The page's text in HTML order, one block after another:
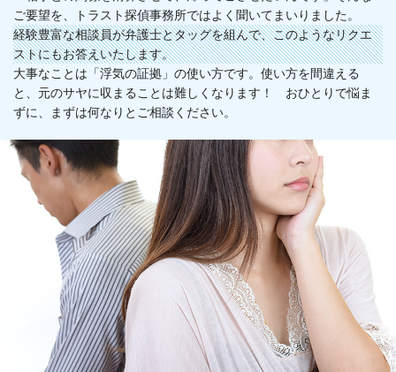
ご要望を、トラスト探偵事務所ではよく聞いてまいりました。
経験豊富な相談員が弁護士とタッグを組んで、このようなリクエ
ストにもお答えいたします。
大事なことは「浮気の証拠」の使い方です。使い方を間違える
と、元のサヤに収まることは難しくなります！ おひとりで悩ま
ずに、まずは何なりとご相談ください。